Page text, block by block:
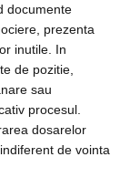
documente
prezenta
inutile. In
de pozitie,
sau
procesul.
dosarelor
de vointa